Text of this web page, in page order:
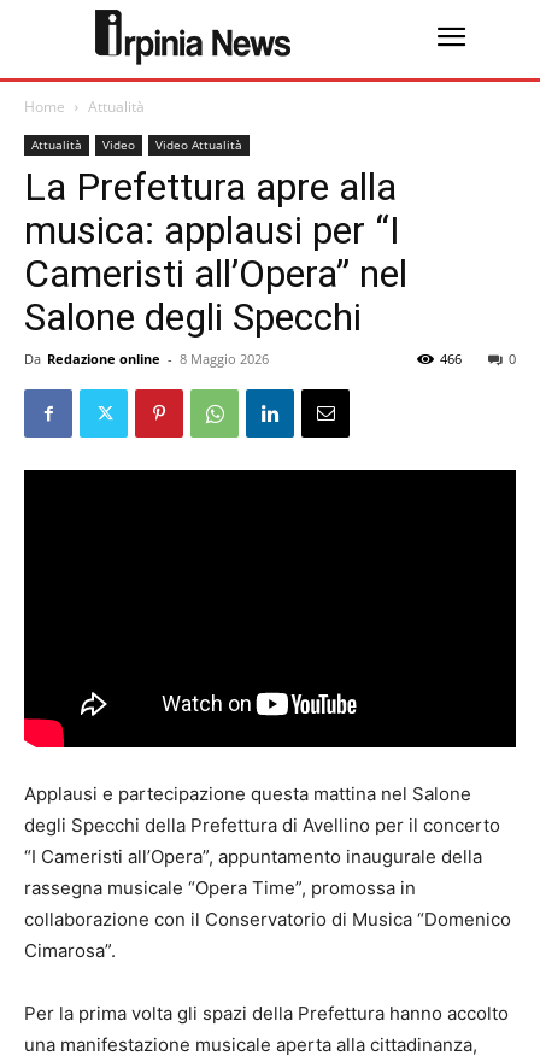
Home Attualità
Attualità Video Video Attualità
La Prefettura apre alla
musica: applausi per “I
Cameristi all’Opera” nel
Salone degli Specchi
Da Redazione online - 8 Maggio 2026 0
466
Applausi e partecipazione questa mattina nel Salone
degli Specchi della Prefettura di Avellino per il concerto
“I Cameristi all’Opera”, appuntamento inaugurale della
rassegna musicale “Opera Time”, promossa in
collaborazione con il Conservatorio di Musica “Domenico
Cimarosa”.
Per la prima volta gli spazi della Prefettura hanno accolto
una manifestazione musicale aperta alla cittadinanza,